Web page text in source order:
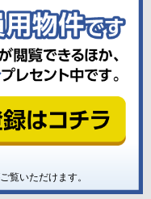
覧いただけます。